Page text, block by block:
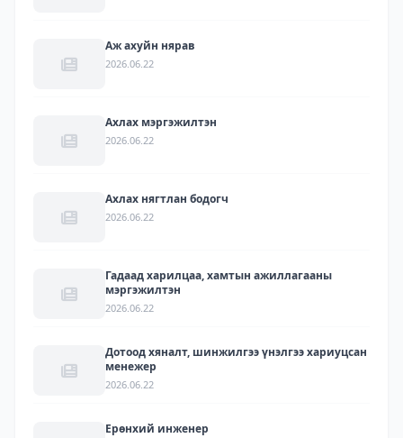
Аж ахуйн нярав
2026.06.22
Ахлах мэргэжилтэн
2026.06.22
Ахлах нягтлан бодогч
2026.06.22
Гадаад харилцаа, хамтын ажиллагааны
мэргэжилтэн
2026.06.22
Дотоод хяналт, шинжилгээ үнэлгээ хариуцсан
менежер
2026.06.22
Ерөнхий инженер